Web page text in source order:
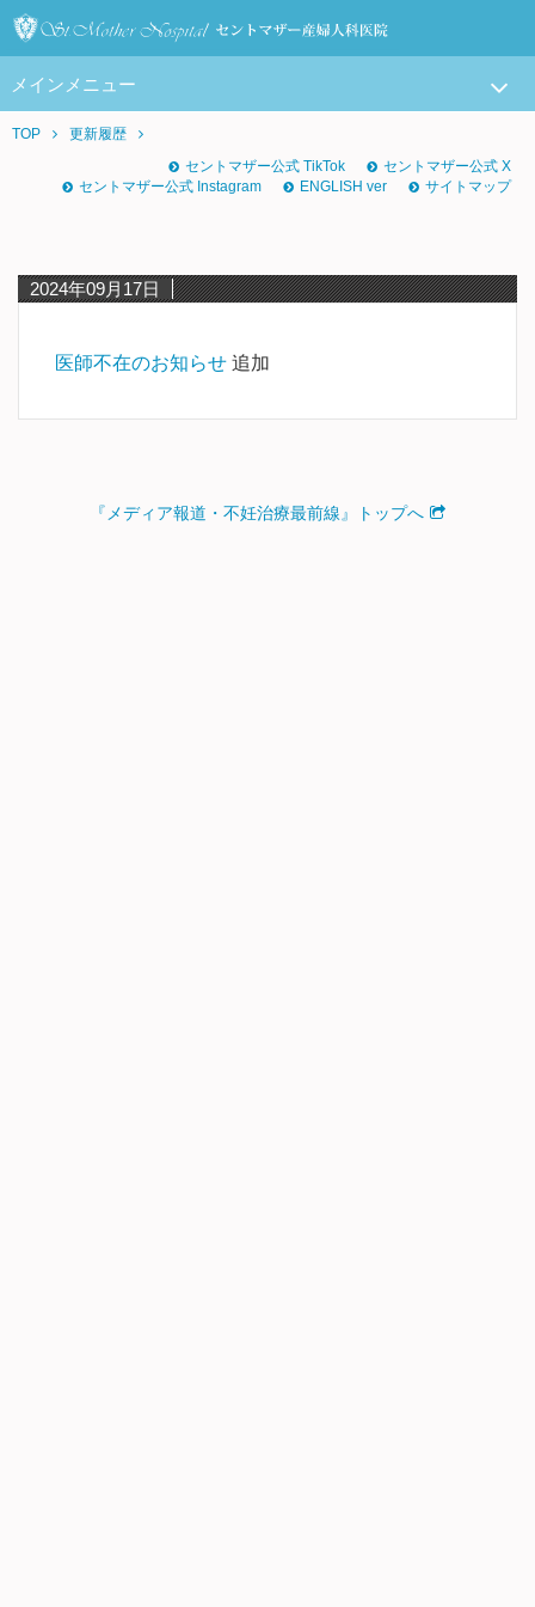
メインメニュー
TOP
更新履歴
セントマザー公式 TikTok
セントマザー公式 X
セントマザー公式 Instagram
ENGLISH ver サイトマップ
2024年09月17日
医師不在のお知らせ 追加
『メディア報道・不妊治療最前線』トップへ